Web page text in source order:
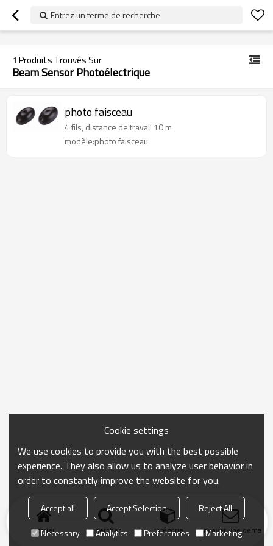
googlea70fe95786458a77.html
Entrez un terme de recherche
1 Produits Trouvés Sur
Beam Sensor Photoélectrique
photo faisceau
4 fils, distance de travail 10 m
modèle:photo faisceau
Accueil chercher catégorie Envoyer une
Cookie settings
We use cookies to provide you with the best possible
experience. They also allow us to analyze user behavior in
order to constantly improve the website for you.
Accept all Accept Selection
Reject All
Necessary
Analytics Preferences Marketing